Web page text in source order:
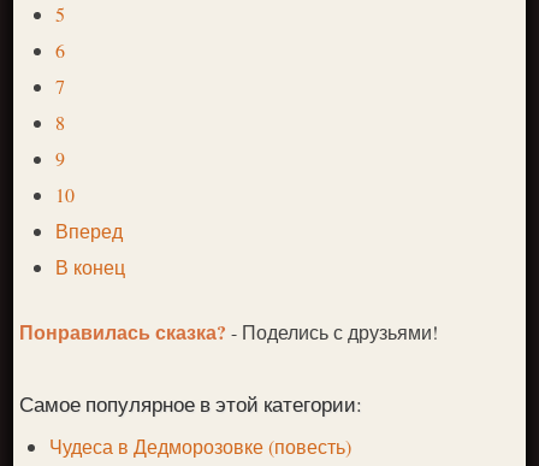
5
6
7
8
9
10
Вперед
В конец
Понравилась сказка?- Поделись с друзьями!
Самое популярное в этой категории:
Чудеса в Дедморозовке (повесть)